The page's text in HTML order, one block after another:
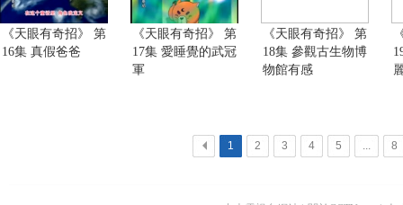
《天眼有奇招》 第
16集 真假爸爸
《天眼有奇招》 第
17集 愛睡覺的武冠
軍
《天眼有奇招》 第
18集 參觀古生物博
物館有感
< 1 2 3 4 5 ... 8